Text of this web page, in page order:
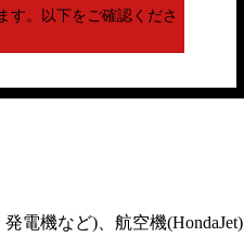
す。
以下をご確認くださ
電機など)、航空機(HondaJet)